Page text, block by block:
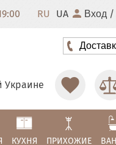
RU UA Вход /
Украине
КУХНЯ ПРИХОЖИЕ